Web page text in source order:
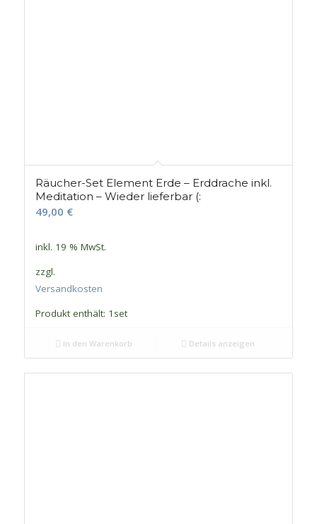
Räucher-Set Element Erde – Erddrache inkl.
Meditation – Wieder lieferbar (:
49,00 €
inkl. 19 % MwSt.
zzgl.
Versandkosten
Produkt enthält: 1 set
In den Warenkorb Details anzeigen